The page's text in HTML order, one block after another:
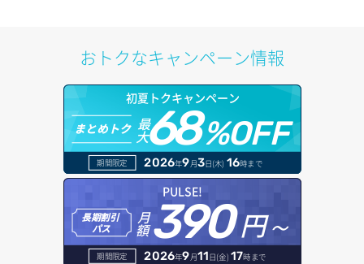
ポートデタッチ
ボリュームアタッチ
ボリュームデタッチ
ヘルスモニタ一覧取得
ヘルスモニタ作成
ヘルスモニタ削除
ヘルスモニタ更新
ヘルスモニタ詳細取得
オブジェクトダウンロード
オブジェクトバージョン管理
オブジェクト一覧取得
オブジェクト削除
オブジェクト削除予約
ドメイン情報登録
ドメイン詳細取得
レコード一覧取得
レコード作成
おトクなキャンペーン情報
初夏トクキャンペーン
まとめトク 最
大68%OFF
期間限定 2026年9月3日(木) 16時まで
PULSE!
長期割引
パス
月
額390円～
期間限定 2026年9月11日(金) 17時まで